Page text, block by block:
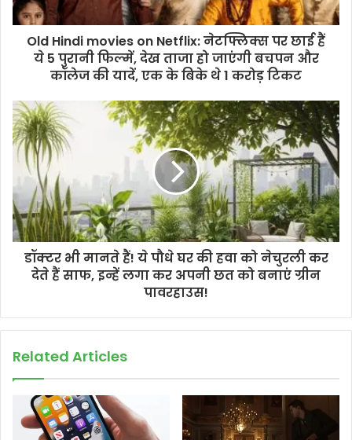
Old Hindi movies on Netflix: नेटफ्लिक्स पर छाई हैं
ये 5 पुरानी फिल्में, देख ताजा हो जाएंगी बचपन और
कॉलेज की यादें, एक के बिके थे 1 करोड़ टिकट
डॉक्टर भी मानते हैं! ये पौधे घर की हवा को नेचुरली कर
देते हैं साफ, इन्हें लगा कर अपनी छत को बनाएं ग्रीन
पावरहाउस!
Related Articles